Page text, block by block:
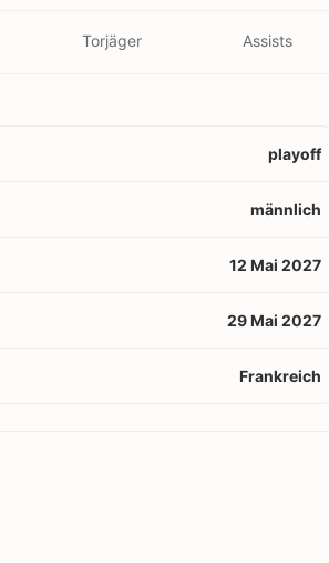
Torjäger Assists
playoff
männlich
12 Mai 2027
29 Mai 2027
Frankreich